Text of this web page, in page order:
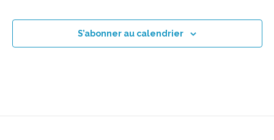
S’abonner au calendrier